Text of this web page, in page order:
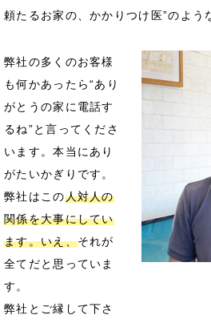
頼たるお家の、かかりつけ医”のよう
弊社の多くのお客様
も何かあったら“あり
がとうの家に電話す
るね”と言ってくださ
います。本当にあり
がたいかぎりです。
弊社はこの人対人の
関係を大事にしてい
ます。いえ、それが
全てだと思っていま
す。
弊社とご縁して下さ